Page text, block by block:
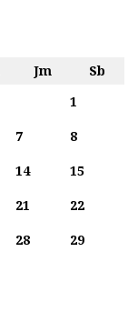
Jm
Sb
1
7
8
14
15
21
22
28
29